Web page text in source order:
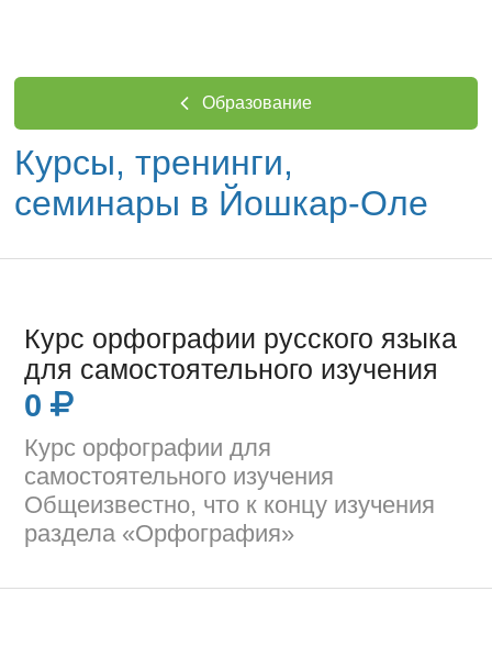
Образование
Курсы, тренинги,
семинары в Йошкар-Оле
Курс орфографии русского языка
для самостоятельного изучения
0
Курс орфографии для
самостоятельного изучения
Общеизвестно, что к концу изучения
раздела «Орфография»